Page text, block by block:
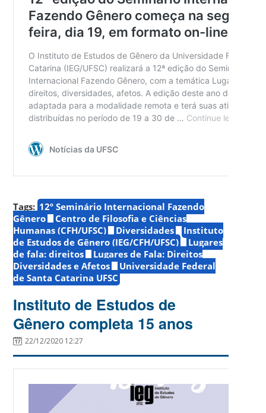
Tags: 12º Seminário Internacional Fazendo
Gênero
Centro de Filosofia e Ciências
Humanas (CFH/UFSC)
Diversidades
Instituto
de Estudos de Gênero (IEG/CFH/UFSC)
Lugares
de fala: direitos
Lugares de Fala: Direitos
Diversidades e Afetos
Universidade Federal
de Santa Catarina UFSC
Instituto de Estudos de
Gênero completa 15 anos
22/12/2020 12:27